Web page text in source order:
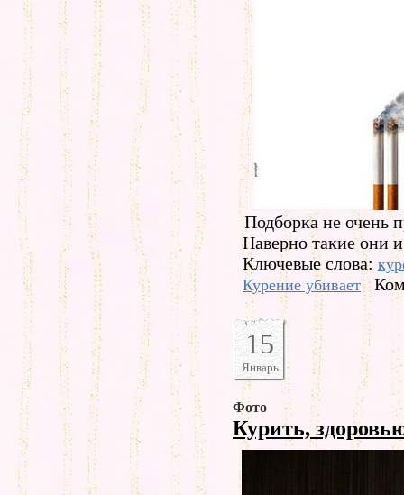
Подборка не очень
Наверно такие они
Ключевые слова:
Курение убивает
15
Январь
Фото
Курить,